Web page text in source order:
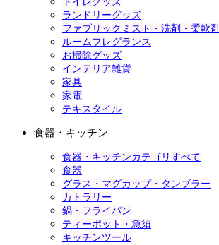
ランドリーグッズ
ファブリックミスト・洗剤・柔軟剤
ルームフレグランス
お掃除グッズ
インテリア雑貨
家具
家電
テキスタイル
食器・キッチン
食器・キッチンカテゴリすべて
食器
グラス・マグカップ・タンブラー
カトラリー
鍋・フライパン
ティーポット・急須
キッチンツール